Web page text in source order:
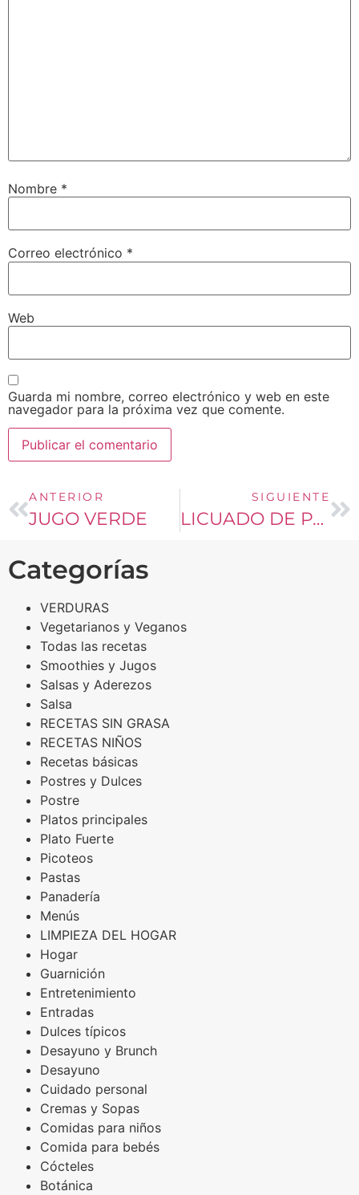
Nombre *
Correo electrónico *
Web
Guarda mi nombre, correo electrónico y web en este
navegador para la próxima vez que comente.
ANTERIOR
JUGO VERDE
SIGUIENTE
LICUADO DE PAPAYA Y NARANJA
Categorías
VERDURAS
Vegetarianos y Veganos
Todas las recetas
Smoothies y Jugos
Salsas y Aderezos
Salsa
RECETAS SIN GRASA
RECETAS NIÑOS
Recetas básicas
Postres y Dulces
Postre
Platos principales
Plato Fuerte
Picoteos
Pastas
Panadería
Menús
LIMPIEZA DEL HOGAR
Hogar
Guarnición
Entretenimiento
Entradas
Dulces típicos
Desayuno y Brunch
Desayuno
Cuidado personal
Cremas y Sopas
Comidas para niños
Comida para bebés
Cócteles
Botánica